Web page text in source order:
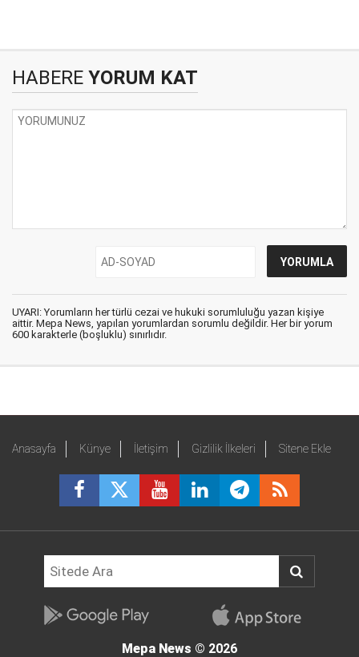
HABERE YORUM KAT
UYARI: Yorumların her türlü cezai ve hukuki sorumluluğu yazan kişiye
aittir. Mepa News, yapılan yorumlardan sorumlu değildir. Her bir yorum
600 karakterle (boşluklu) sınırlıdır.
Anasayfa Künye İletişim Gizlilik İlkeleri Sitene Ekle
Mepa News © 2026